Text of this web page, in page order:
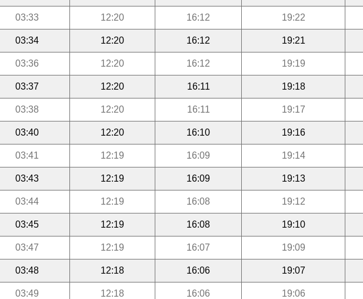
03:33 12:20 16:12 19:22
03:34 12:20 16:12 19:21
03:36 12:20 16:12 19:19
03:37 12:20 16:11 19:18
03:38 12:20 16:11 19:17
03:40 12:20 16:10 19:16
03:41 12:19 16:09 19:14
03:43 12:19 16:09 19:13
03:44 12:19 16:08 19:12
03:45 12:19 16:08 19:10
03:47 12:19 16:07 19:09
03:48 12:18 16:06 19:07
03:49 12:18 16:06 19:06